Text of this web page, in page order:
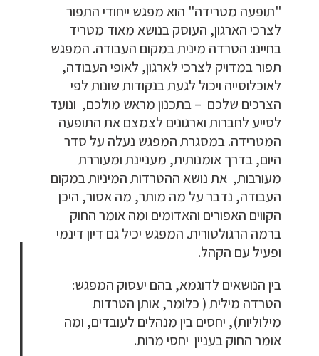
"תופעה מטרידה" הוא מפגש ייחודי התפור
לצרכי הארגון, העוסק בנושא מאוד מטריד
בחיינו: הטרדה מינית במקום העבודה. המפגש
תפור במדויק לצרכי לארגון, לאופי העבודה,
לאוכלוסייה ויכול לגעת בנקודות שונות לפי
הצרכים שלכם – בתכנון מראש מולכם, ונועד
לסייע לחברות וארגונים לצמצם את התופעה
המטרידה. במסגרת המפגש נעלה על סדר
היום, בדרך אומנותית, מעניינת ומעוררת
מעורבות, את נושא ההטרדות המיניות במקום
העבודה, נדבר על מה מותר, מה אסור, היכן
הקווים האפורים והאדומים ומה אומר החוק
ברמה הרגולטורית. המפגש יכיל גם דיון דינמי
ופעיל עם הקהל.
בין הנושאים לדוגמא, בהם יעסוק המפגש:
הטרדה מילית ( כלומר, אותן הטרדות
מילוליות), יחסים בין מנהלים לעובדים, ומה
אומר החוק בעניין יחסי מרות.